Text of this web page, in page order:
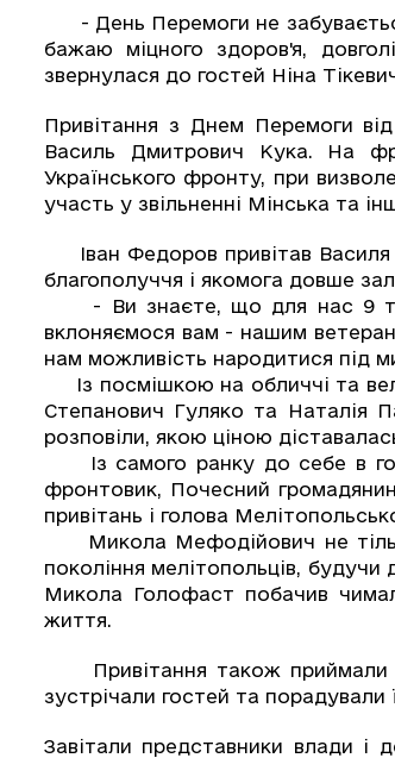
- День Перемоги не
бажаю міцного здоров'я,
звернулася до гостей Ніна
Привітання з Днем Перемоги
Василь Дмитрович Кука. На
Українського фронту, при
участь у звільненні Мінська та
Іван Федоров привітав Василя
благополуччя і якомога довше
- Ви знаєте, що для нас 9
вклоняємося вам - нашим
нам можливість народитися під
Із посмішкою на обличчі та
Степанович Гуляко та Наталія
розповіли, якою ціною
Із самого ранку до себе в
фронтовик, Почесний
привітань і голова
Микола Мефодійович не
покоління мелітопольців,
Микола Голофаст побачив
життя.
Привітання також приймали
зустрічали гостей та порадували
Завітали представники влади і